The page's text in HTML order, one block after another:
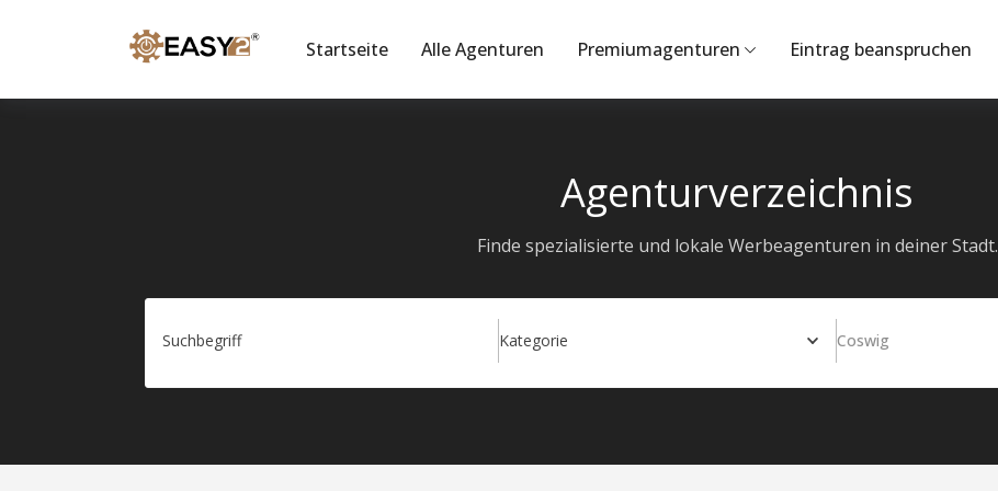
Startseite Alle Agenturen Premiumagenturen Eintrag beanspruchen
Agenturverzeichnis
Finde spezialisierte und lokale Werbeagenturen in deiner Stadt.
Suchbegriff Kategorie Coswig